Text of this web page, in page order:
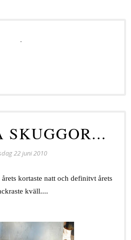
SKUGGOR...
22 juni 2010
kortaste natt och definitvt årets
kväll....